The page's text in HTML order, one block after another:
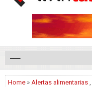
Home » Alertas alimentarias ,